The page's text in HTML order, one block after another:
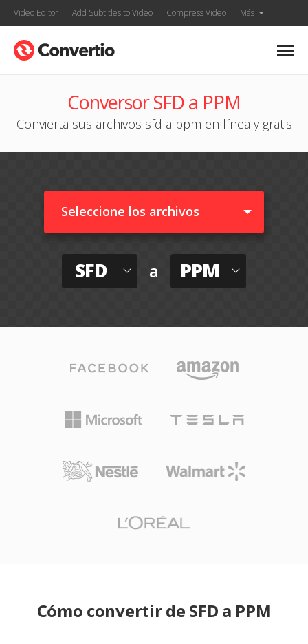
Video Editor Add Subtitles to Video Compress Video Más
Conversor SFD a PPM
Convierta sus archivos sfd a ppm en línea y gratis
Seleccione los archivos
SFD a PPM
Cómo convertir de SFD a PPM